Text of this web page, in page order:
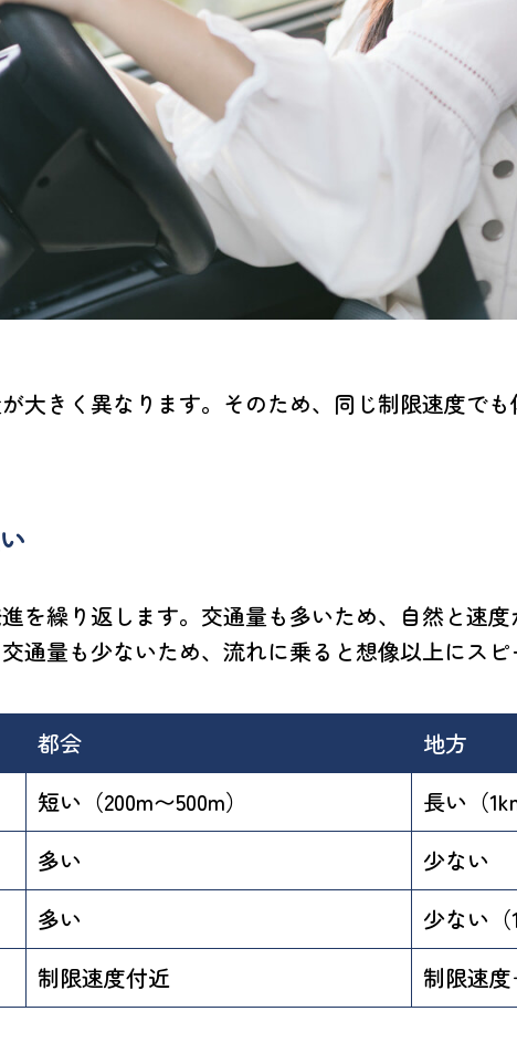
大きく異なります。そのため、同じ制限速度で
を繰り返します。交通量も多いため、自然と速
通量も少ないため、流れに乗ると想像以上にスピ
都会
地方
短い（200m〜500m）
長い（
多い
少ない
多い
少ない（
制限速度付近 制限速度